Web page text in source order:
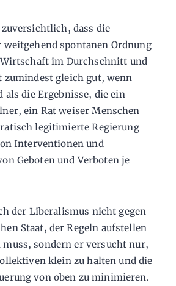
dass die
weitgehend spontanen Ordnung
im Durchschnitt und
zumindest gleich gut, wenn
als die Ergebnisse, die ein
ein Rat weiser Menschen
legitimierte Regierung
Interventionen und
Geboten und Verboten je
der Liberalismus nicht gegen
Staat, der Regeln aufstellen
muss, sondern er versucht nur,
klein zu halten und die
von oben zu minimieren.